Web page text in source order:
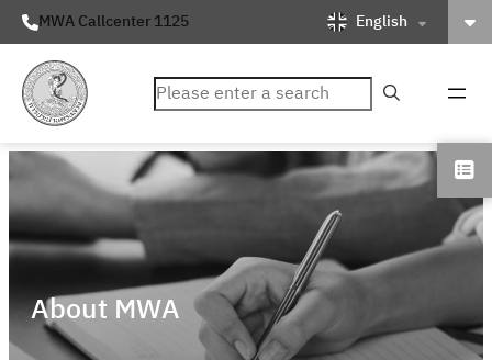
MWA Callcenter 1125 English
ค้นหา
About MWA